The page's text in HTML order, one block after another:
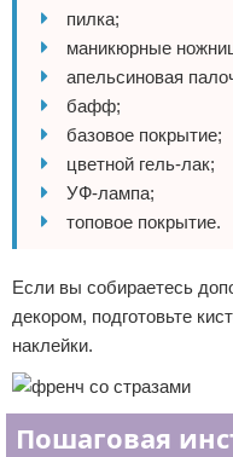
пилка;
маникюрные
апельсиновая
бафф;
базовое покрытие;
цветной гель-лак;
УФ-лампа;
топовое покрытие.
Если вы собираетесь
декором, подготовьте
наклейки.
Пошаговая